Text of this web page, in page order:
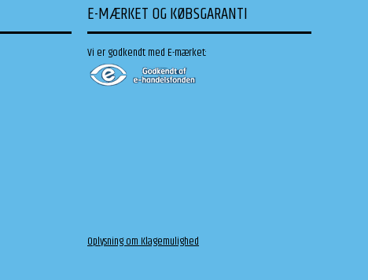
E-MÆRKET OG KØBSGARANTI
Vi er godkendt med E-mærket:
Oplysning om Klagemulighed